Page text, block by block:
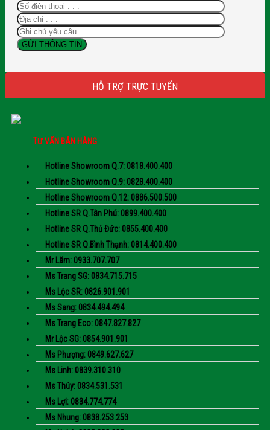
HỖ TRỢ TRỰC TUYẾN
TƯ VẤN BÁN HÀNG
Hotline Showroom Q.7: 0818.400.400
Hotline Showroom Q.9: 0828.400.400
Hotline Showroom Q.12: 0886.500.500
Hotline SR Q.Tân Phú: 0899.400.400
Hotline SR Q.Thủ Đức: 0855.400.400
Hotline SR Q.Bình Thạnh: 0814.400.400
Mr Lãm: 0933.707.707
Ms Trang SG: 0834.715.715
Ms Lộc SR: 0826.901.901
Ms Sang: 0834.494.494
Ms Trang Eco: 0847.827.827
Mr Lộc SG: 0854.901.901
Ms Phượng: 0849.627.627
Ms Linh: 0839.310.310
Ms Thúy: 0834.531.531
Ms Lợi: 0834.774.774
Ms Nhung: 0838.253.253